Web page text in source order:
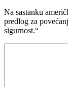
Na sastanku
predlog za
sigurnost.“